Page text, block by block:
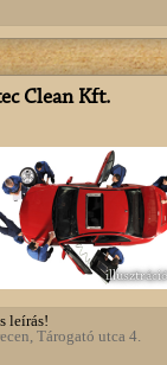
Clean Kft.
illusztráció
leírás!
Tárogató utca 4.